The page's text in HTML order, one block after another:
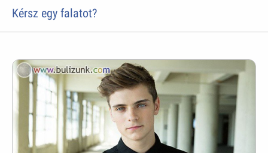
Kérsz egy falatot?